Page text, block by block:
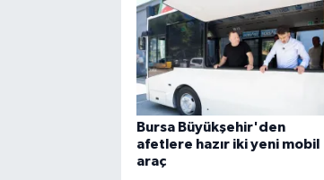
Bursa Büyükşehir'den
afetlere hazır iki yeni mobil
araç